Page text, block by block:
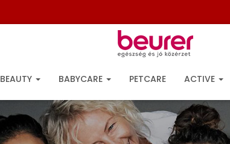
BEAUTY BABYCARE PETCARE ACTIVE